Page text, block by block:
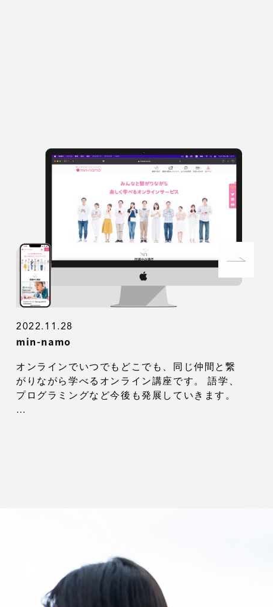
2022.11.28
min-namo
オンラインでいつでもどこでも、同じ仲間と繋
がりながら学べるオンライン講座です。 語学、
プログラミングなど今後も発展していきます。
…